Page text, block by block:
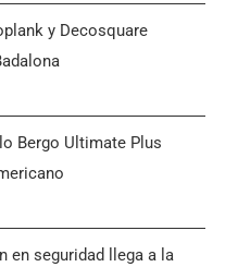
y Decosquare
Bergo Ultimate Plus
en seguridad llega a la